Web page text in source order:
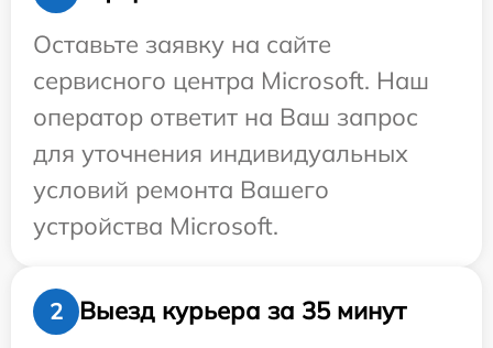
Оставьте заявку на сайте
сервисного центра Microsoft. Наш
оператор ответит на Ваш запрос
для уточнения индивидуальных
условий ремонта Вашего
устройства Microsoft.
2
Выезд курьера за 35 минут